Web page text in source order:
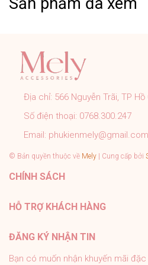
trực tiếp cho shop.
➤ Sản phẩm đúng với mô tả,
➤ Đơn hàng được kiểm tra,
trình trước khi gửi.
➤ Tất cả sản phẩm của Mely
hành rõ ràng.
➤ Tư vấn nhiệt tình 24/7, hỗ trợ
#PhukienMELY
#phukien #mely #titan #trangsuc
Địa chỉ: 566 Nguyễn Trãi, TP Hồ
Số điện thoại: 0768.300.247
Email: phukienmely@gmail.com
© Bản quyền thuộc về Mely | Cung cấp bởi
CHÍNH SÁCH
HỖ TRỢ KHÁCH HÀNG
ĐĂNG KÝ NHẬN TIN
Bạn có muốn nhận khuyến mãi